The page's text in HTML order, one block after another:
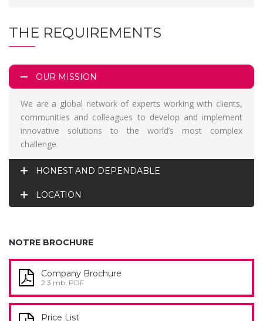
THE REQUIREMENTS
OUR MISSION
We are a global network of experts working with clients,
communities and colleagues to develop and implement
innovative solutions to the world’s most complex
challenge.
HONEST AND DEPENDABLE
LOCATION
NOTRE BROCHURE
Company Brochure
2.3 mb, PDF
Price List